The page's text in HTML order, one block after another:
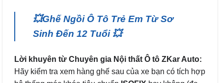
💥Ghế Ngồi Ô Tô Trẻ Em Từ Sơ
Sinh Đến 12 Tuổi 💥
Lời khuyên từ Chuyên gia Nội thất Ô tô ZKar Auto:
Hãy kiểm tra xem hàng ghế sau của xe bạn có tích hợp